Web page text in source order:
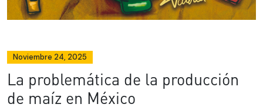
Noviembre 24, 2025
La problemática de la producción
de maíz en México